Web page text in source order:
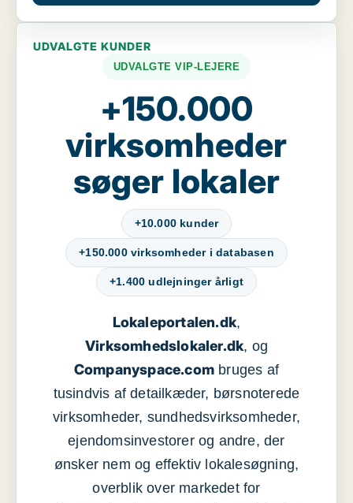
UDVALGTE KUNDER
UDVALGTE VIP-LEJERE
+150.000
virksomheder
søger lokaler
+10.000 kunder
+150.000 virksomheder i databasen
+1.400 udlejninger årligt
Lokaleportalen.dk,
Virksomhedslokaler.dk, og
Companyspace.com bruges af
tusindvis af detailkæder, børsnoterede
virksomheder, sundhedsvirksomheder,
ejendomsinvestorer og andre, der
ønsker nem og effektiv lokalesøgning,
overblik over markedet for